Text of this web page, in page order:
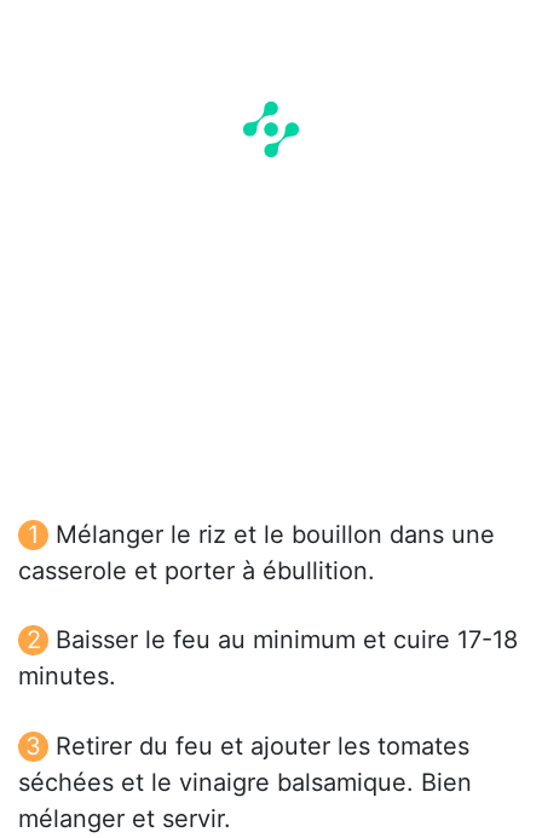
Mélanger le riz et le bouillon dans une
casserole et porter à ébullition.
Baisser le feu au minimum et cuire 17-18
minutes.
Retirer du feu et ajouter les tomates
séchées et le vinaigre balsamique. Bien
mélanger et servir.